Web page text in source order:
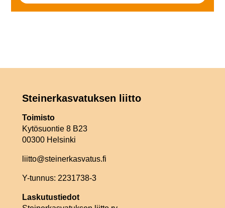
Steinerkasvatuksen liitto
Toimisto
Kytösuontie 8 B23
00300 Helsinki
liitto@steinerkasvatus.fi
Y-tunnus: 2231738-3
Laskutustiedot